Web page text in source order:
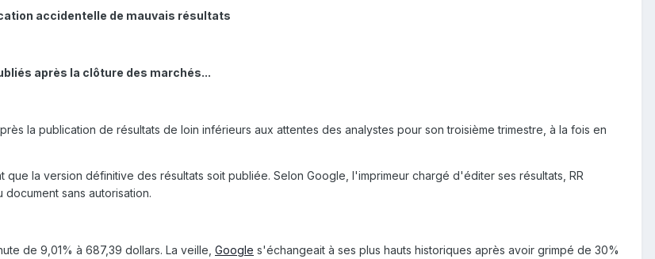
accidentelle de mauvais résultats
après la clôture des marchés...
la publication de résultats de loin inférieurs aux attentes des analystes pour son troisième trimestre, à la fois en
la version définitive des résultats soit publiée. Selon Google, l'imprimeur chargé d'éditer ses résultats, RR
sans autorisation.
de 9,01% à 687,39 dollars. La veille, Google s'échangeait à ses plus hauts historiques après avoir grimpé de 30%